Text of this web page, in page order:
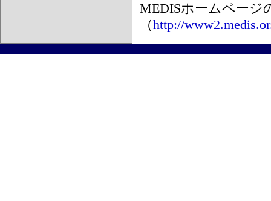
MEDISホームページ
（http://